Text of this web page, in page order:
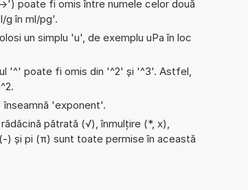
poate fi omis între numele celor două
g în ml/pg'.
un simplu 'u', de exemplu uPa în loc
'^' poate fi omis din '^2' și '^3'. Astfel,
înseamnă 'exponent'.
pătrată (√), înmulțire (*, x),
) și pi (π) sunt toate permise în această